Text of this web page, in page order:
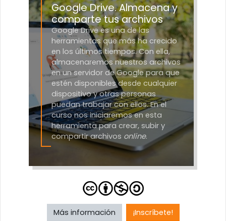
Google Drive. Almacena y
comparte tus archivos
Google Drive es una de las
herramientas que más ha crecido
en los últimos tiempos. Con ella,
almacenaremos nuestros archivos
en un servidor de Google para que
estén disponibles desde cualquier
dispositivo y otras personas
puedan trabajar con ellos. En el
curso nos iniciaremos en esta
herramienta para crear, subir y
compartir archivos online.
Más información ¡Inscríbete!